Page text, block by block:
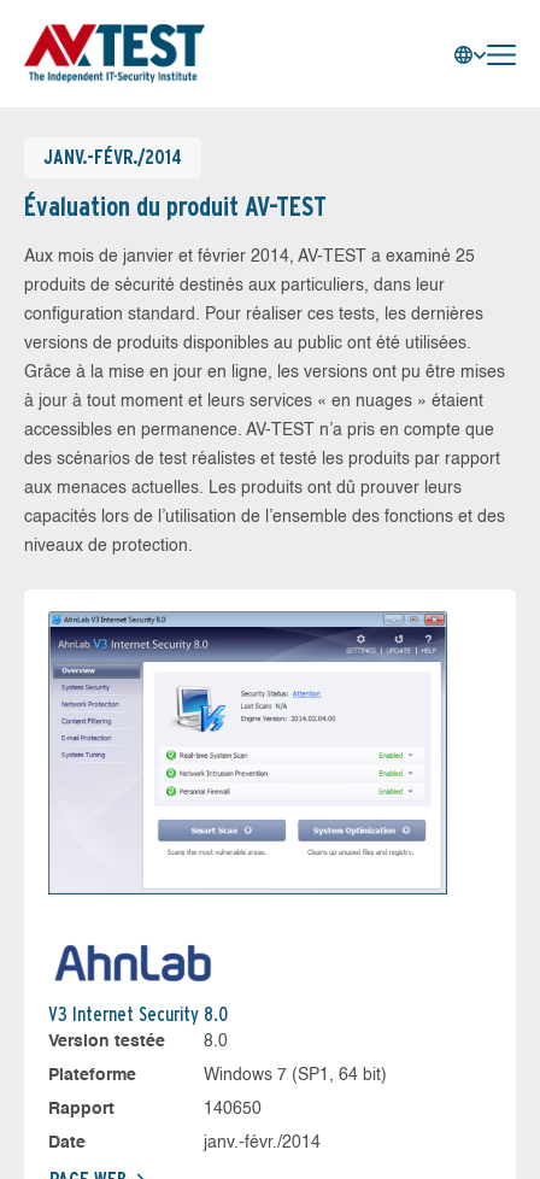
JANV.-FÉVR./2014
Évaluation du produit AV-TEST
Aux mois de janvier et février 2014, AV-TEST a examiné 25
produits de sécurité destinés aux particuliers, dans leur
configuration standard. Pour réaliser ces tests, les dernières
versions de produits disponibles au public ont été utilisées.
Grâce à la mise en jour en ligne, les versions ont pu être mises
à jour à tout moment et leurs services « en nuages » étaient
accessibles en permanence. AV-TEST n’a pris en compte que
des scénarios de test réalistes et testé les produits par rapport
aux menaces actuelles. Les produits ont dû prouver leurs
capacités lors de l’utilisation de l’ensemble des fonctions et des
niveaux de protection.
V3 Internet Security 8.0
Version testée
8.0
Plateforme
Windows 7 (SP1, 64 bit)
Rapport
140650
Date
janv.-févr./2014